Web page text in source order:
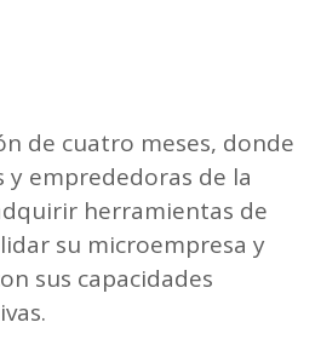
de cuatro meses, donde
emprededoras de la
herramientas de
su microempresa y
sus capacidades